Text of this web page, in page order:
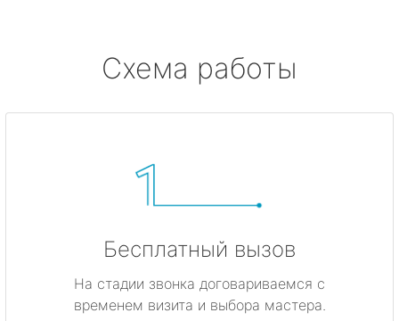
Схема работы
Бесплатный вызов
На стадии звонка договариваемся с
временем визита и выбора мастера.